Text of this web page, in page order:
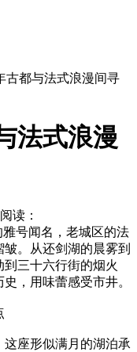
古都与法式浪漫间寻
法式浪漫
阅读：
号闻名，老城区的法
。从还剑湖的晨雾到
三十六行街的烟火
，用味蕾感受市井。
座形似满月的湖泊承